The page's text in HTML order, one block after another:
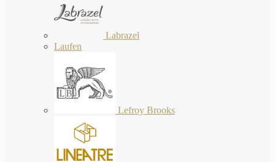
Labrazel
Laufen
Lefroy Brooks